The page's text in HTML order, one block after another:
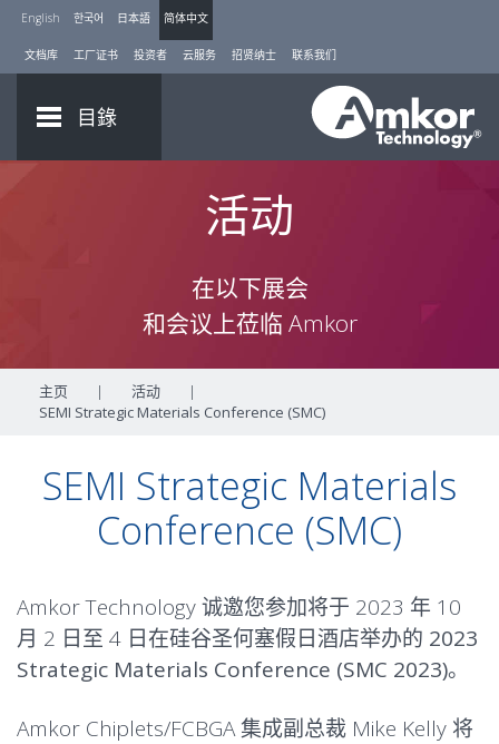
English 한국어 日本語 简体中文
文档库 工厂证书 投资者 云服务 招贤纳士 联系我们
目錄
活动
在以下展会
和会议上莅临 Amkor
主页 | 活动
|
SEMI Strategic Materials Conference (SMC)
SEMI Strategic Materials
Conference (SMC)
Amkor Technology 诚邀您参加将于 2023 年 10
月 2 日至 4 日在硅谷圣何塞假日酒店举办的 2023
Strategic Materials Conference (SMC 2023)。
Amkor Chiplets/FCBGA 集成副总裁 Mike Kelly 将